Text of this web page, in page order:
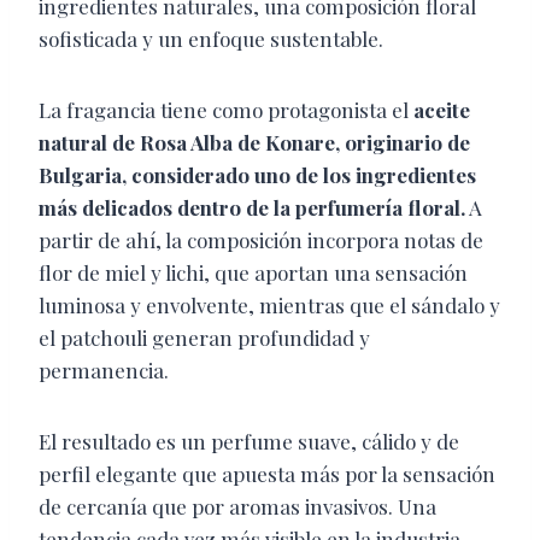
ingredientes naturales, una composición floral
sofisticada y un enfoque sustentable.
La fragancia tiene como protagonista el aceite
natural de Rosa Alba de Konare, originario de
Bulgaria, considerado uno de los ingredientes
más delicados dentro de la perfumería floral.A
partir de ahí, la composición incorpora notas de
flor de miel y lichi, que aportan una sensación
luminosa y envolvente, mientras que el sándalo y
el patchouli generan profundidad y
permanencia.
El resultado es un perfume suave, cálido y de
perfil elegante que apuesta más por la sensación
de cercanía que por aromas invasivos. Una